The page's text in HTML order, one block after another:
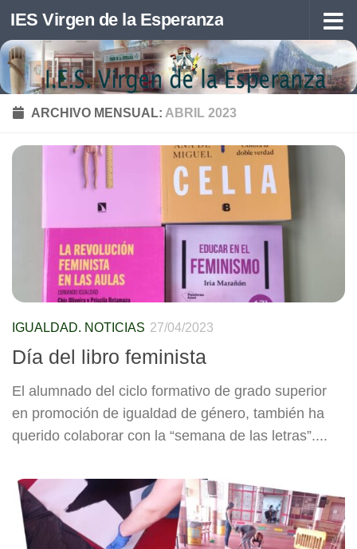
Saltar al contenido
IES Virgen de la Esperanza
ARCHIVO MENSUAL: ABRIL 2023
IGUALDAD. NOTICIAS 27/04/2023
Día del libro feminista
El alumnado del ciclo formativo de grado superior
en promoción de igualdad de género, también ha
querido colaborar con la “semana de las letras”....